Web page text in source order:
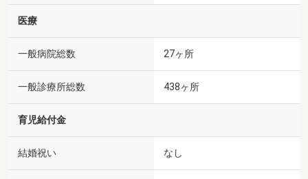
医療
一般病院総数 27ヶ所
一般診療所総数 438ヶ所
育児給付金
結婚祝い なし